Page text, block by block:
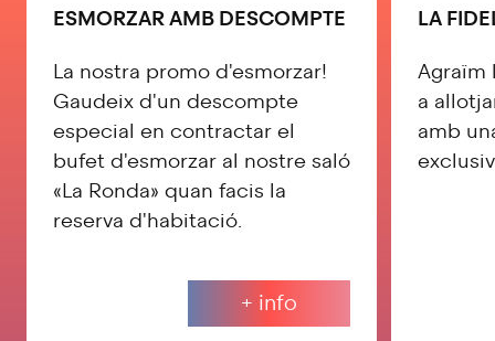
ESMORZAR AMB DESCOMPTE
La nostra promo d'esmorzar!
Gaudeix d'un descompte
especial en contractar el
bufet d'esmorzar al nostre saló
«La Ronda» quan facis la
reserva d'habitació.
+ info
LA
Agraïm
a
amb